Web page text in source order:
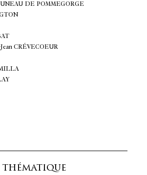
DE POMMEGORGE
CRÉVECOEUR